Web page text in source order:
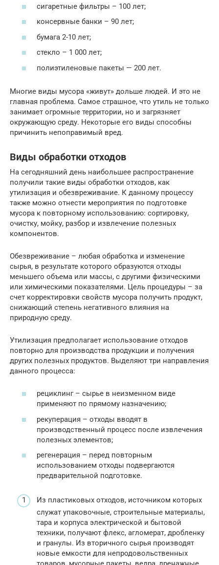
сигаретные фильтры – 100 лет;
консервные банки – 90 лет;
бумага 2-10 лет;
стекло – 1 000 лет;
полиэтиленовые пакеты — 200 лет.
Многие виды мусора «живут» дольше людей. И это не
главная проблема. Самое страшное, что утиль не только
занимает огромные территории, но и загрязняет
окружающую среду. Некоторые его виды способны
причинить непоправимый вред.
Виды обработки отходов
На сегодняшний день наибольшее распространение
получили такие виды обработки отходов, как
утилизация и обезвреживание. К данному процессу
также можно отнести мероприятия по подготовке
мусора к повторному использованию: сортировку,
очистку, мойку, разбор и извлечение полезных
компонентов.
Обезвреживание – любая обработка и изменение
сырья, в результате которого образуются отходы
меньшего объема или массы, с другими физическими
или химическими показателями. Цель процедуры – за
счет корректировки свойств мусора получить продукт,
снижающий степень негативного влияния на
природную среду.
Утилизация предполагает использование отходов
повторно для производства продукции и получения
других полезных продуктов. Выделяют три направления
данного процесса:
рециклинг – сырье в неизменном виде
применяют по прямому назначению;
рекуперация – отходы вводят в
производственный процесс после извлечения
полезных элементов;
регенерация – перед повторным
использованием отходы подвергаются
предварительной подготовке.
Из пластиковых отходов, источником которых
служат упаковочные, строительные материалы,
тара и корпуса электрической и бытовой
техники, получают флекс, агломерат, дробленку
и гранулы. Из вторичного сырья производят
новые емкости для непродовольственных